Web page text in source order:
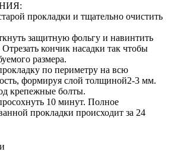
прокладки и тщательно очистить
защитную фольгу и навинтить
кончик насадки так чтобы
размера.
по периметру на всю
формируя слой толщиной2-3 мм.
крепежные болты.
10 минут. Полное
прокладки происходит за 24